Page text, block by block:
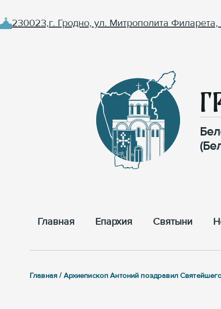
230023,г. Гродно, ул. Митрополита Филарета,
Главная Епархия Cвятыни
Главная / Архиепископ Антоний поздравил